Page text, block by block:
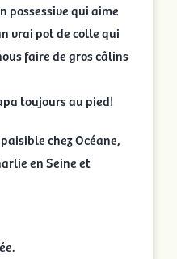
possessive qui aime
vrai pot de colle qui
faire de gros câlins
toujours au pied!
chez Océane,
en Seine et